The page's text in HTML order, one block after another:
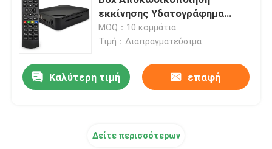
Μετασχηματιστής καλωδίων
Mpeg4 μετασχηματιστής
εκκίνησης Υδατογράφημα
Πλήρης αναζήτηση καναλιού
MOQ：10 κομμάτια
Τιμή：Διαπραγματεύσιμα
Καλύτερη τιμή επαφή
Δείτε περισσότερων